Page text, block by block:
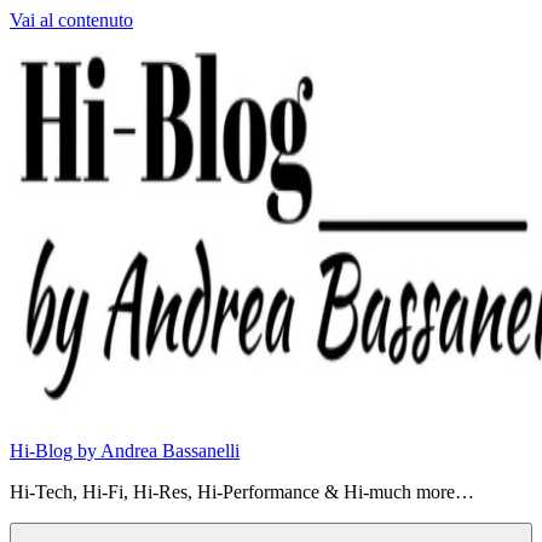
Vai al contenuto
Hi-Blog by Andrea Bassanelli
Hi-Tech, Hi-Fi, Hi-Res, Hi-Performance & Hi-much more…